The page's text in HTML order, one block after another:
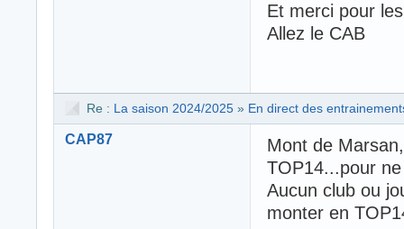
Et merci pour
Allez le CAB
Re : La saison 2024/2025 » En direct des
CAP87
Mont de
TOP14...pour
Aucun club ou
monter en